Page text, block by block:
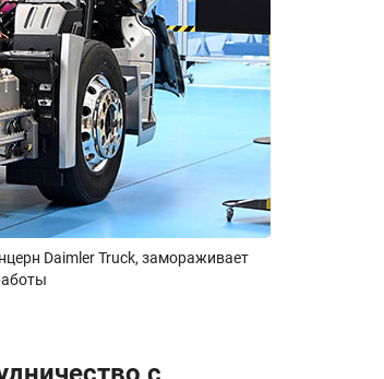
Daimler Truck, замораживает